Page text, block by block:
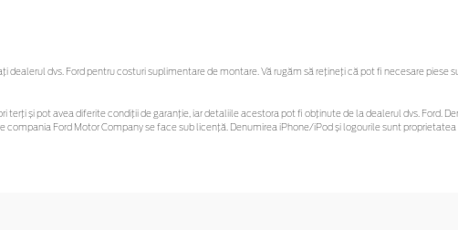
dealerul dvs. Ford pentru costuri suplimentare de montare. Vă rugăm să rețineți că pot fi necesare
terți și pot avea diferite condiții de garanție, iar detaliile acestora pot fi obținute de la dealerul dvs. Ford.
compania Ford Motor Company se face sub licență. Denumirea iPhone/iPod și logourile sunt